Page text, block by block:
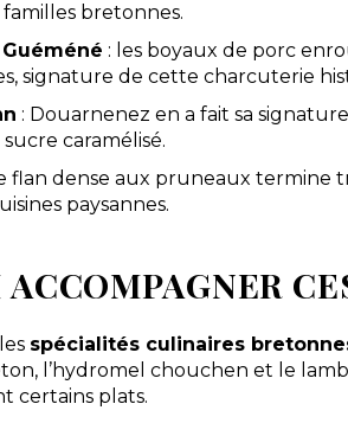
bretonnes.
: les boyaux de porc
signature de cette charcuterie
: Douarnenez en a fait sa
caramélisé.
flan dense aux pruneaux termine
paysannes.
spécialités culinaires
l’hydromel chouchen et le
certains plats.